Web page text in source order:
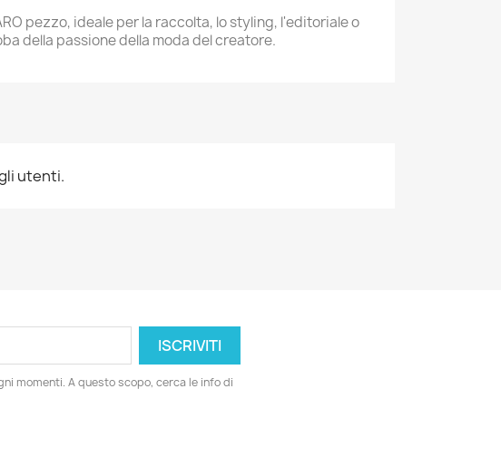
pezzo, ideale per la raccolta, lo styling, l'editoriale o
della passione della moda del creatore.
utenti.
momenti. A questo scopo, cerca le info di